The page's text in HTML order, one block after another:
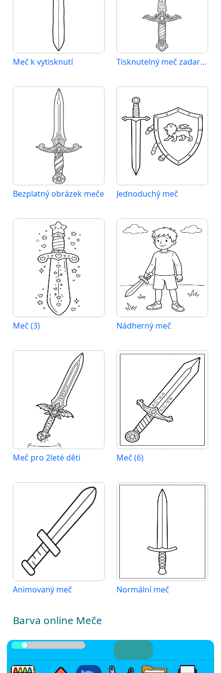
Meč k vytisknutí Tisknutelný meč zadarmo
Bezplatný obrázek meče Jednoduchý meč
Meč (3) Nádherný meč
Meč pro 2leté děti Meč (6)
Animovaný meč Normální meč
Barva online Meče